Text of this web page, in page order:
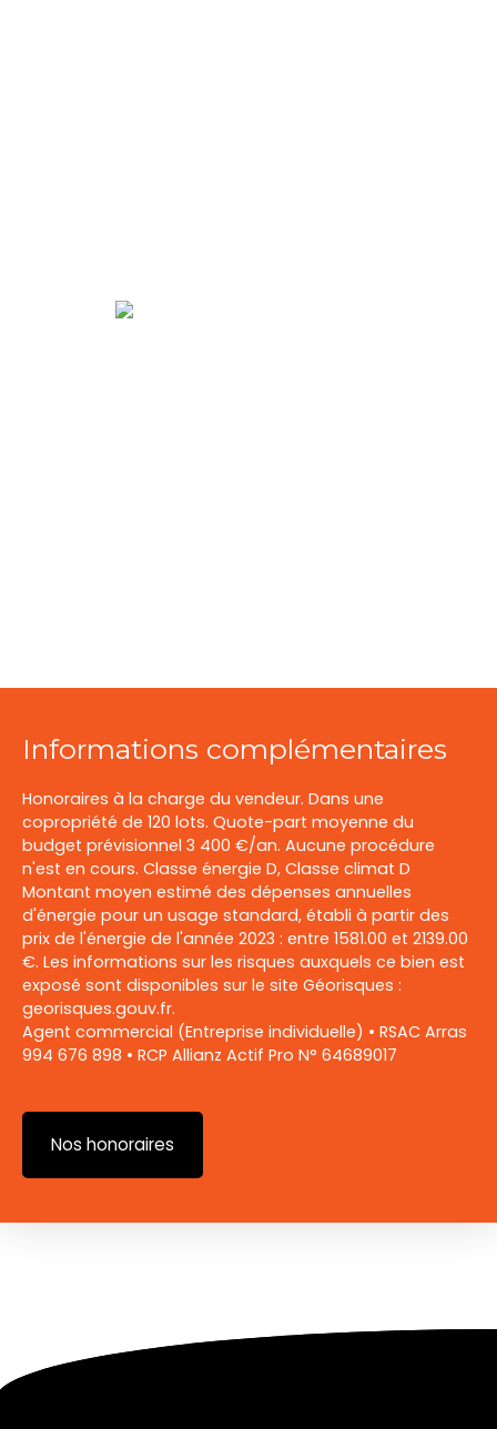
Informations complémentaires
Honoraires à la charge du vendeur. Dans une
copropriété de 120 lots. Quote-part moyenne du
budget prévisionnel 3 400 €/an. Aucune procédure
n'est en cours. Classe énergie D, Classe climat D
Montant moyen estimé des dépenses annuelles
d'énergie pour un usage standard, établi à partir des
prix de l'énergie de l'année 2023 : entre 1581.00 et 2139.00
€. Les informations sur les risques auxquels ce bien est
exposé sont disponibles sur le site Géorisques :
georisques.gouv.fr.
Agent commercial (Entreprise individuelle) • RSAC Arras
994 676 898 • RCP Allianz Actif Pro N° 64689017
Nos honoraires